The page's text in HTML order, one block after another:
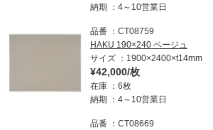
納期
4～10営業日
品番
CT08759
HAKU 190×240 ベージュ
サイズ
1900×2400×t14mm
¥42,000/枚
在庫
6枚
納期
4～10営業日
品番
CT08669